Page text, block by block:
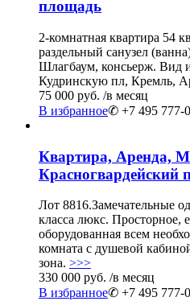
площадь
2-комнатная квартира 54
раздельный санузел
Шлагбаум, консьерж. Вид
Кудринскую пл, Кремль,
75 000 руб. /в месяц
В избранное✆ +7 495 777-
Квартира, Аренда,
Красногвардейский
Лот 8816.Замечательные
класса люкс. Просторное,
оборудованная всем
комната с душевой
зона. >>>
330 000 руб. /в месяц
В избранное✆ +7 495 777-